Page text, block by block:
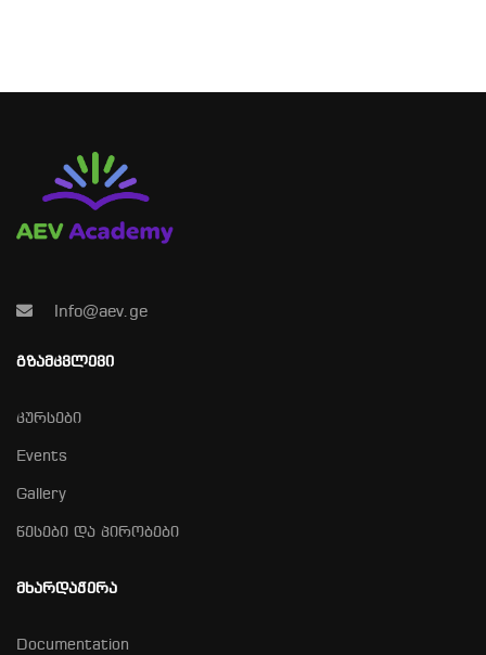
Info@aev.ge
ᲒᲖᲐᲛᲙᲕᲚᲔᲕᲘ
კურსები
Events
Gallery
წესები და პირობები
ᲛᲮᲐᲠᲓᲐᲭᲔᲠᲐ
Documentation